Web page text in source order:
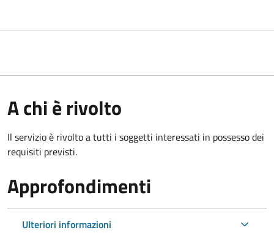
A chi è rivolto
Il servizio è rivolto a tutti i soggetti interessati in possesso dei
requisiti previsti.
Approfondimenti
Ulteriori informazioni